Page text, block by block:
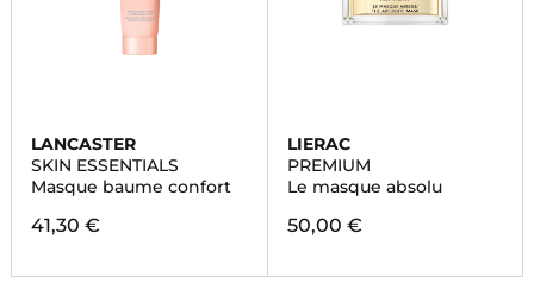
LANCASTER
SKIN ESSENTIALS
Masque baume confort
41,30 €
LIERAC
PREMIUM
Le masque absolu
50,00 €